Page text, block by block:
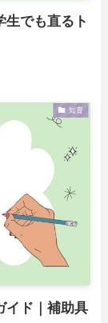
生でも直るト
知育
イド｜補助具